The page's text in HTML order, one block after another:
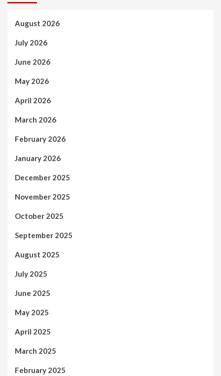
August 2026
July 2026
June 2026
May 2026
April 2026
March 2026
February 2026
January 2026
December 2025
November 2025
October 2025
September 2025
August 2025
July 2025
June 2025
May 2025
April 2025
March 2025
February 2025